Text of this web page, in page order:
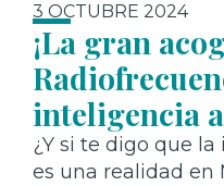
3 OCTUBRE 2024
¡La gran
inteligencia
¿Y si te digo que
es una realidad en